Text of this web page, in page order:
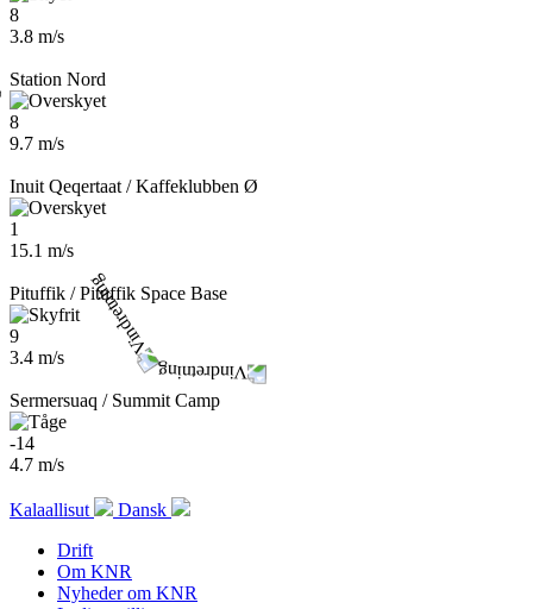
8
3.8 m/s
Station Nord
8
9.7 m/s
Inuit Qeqertaat / Kaffeklubben Ø
1
15.1 m/s
Pituffik / Pituffik Space Base
9
3.4 m/s
Sermersuaq / Summit Camp
-14
4.7 m/s
Kalaallisut
Dansk
Drift
Om KNR
Nyheder om KNR